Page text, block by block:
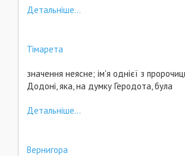
Детальніше...
Тімарета
значення неясне; ім'я однієї з
Додоні, яка, на думку Геродота, була
Детальніше...
Вернигора